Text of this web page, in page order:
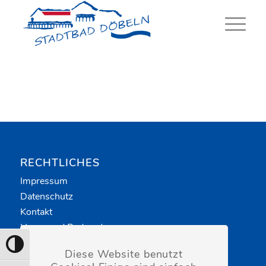
Toggle High Contrast
RECHTLICHES
Impressum
Datenschutz
Kontakt
Haus- und Badeordnung
Diese Website benutzt